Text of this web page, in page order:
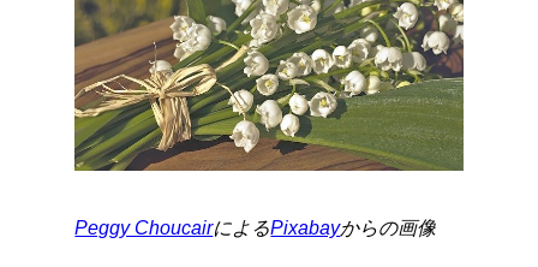
Peggy ChoucairによるPixabayからの画像